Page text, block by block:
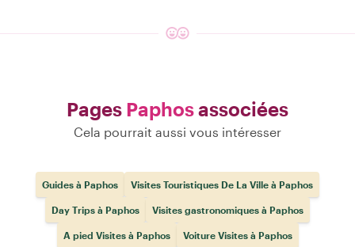
Pages Paphosassociées
Cela pourrait aussi vous intéresser
Guides à Paphos Visites Touristiques De La Ville à Paphos
Day Trips à Paphos Visites gastronomiques à Paphos
A pied Visites à Paphos Voiture Visites à Paphos